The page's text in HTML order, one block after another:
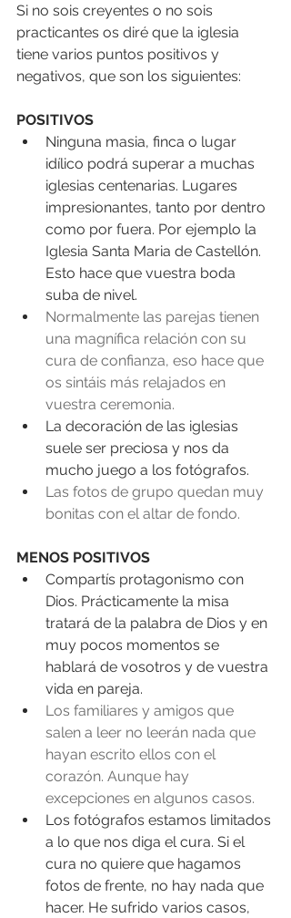
Si no sois creyentes o no sois
practicantes os diré que la iglesia
tiene varios puntos positivos y
negativos, que son los siguientes:
POSITIVOS
Ninguna masia, finca o lugar
idílico podrá superar a muchas
iglesias centenarias. Lugares
impresionantes, tanto por dentro
como por fuera. Por ejemplo la
Iglesia Santa Maria de Castellón.
Esto hace que vuestra boda
suba de nivel.
Normalmente las parejas tienen
una magnífica relación con su
cura de confianza, eso hace que
os sintáis más relajados en
vuestra ceremonia.
La decoración de las iglesias
suele ser preciosa y nos da
mucho juego a los fotógrafos.
Las fotos de grupo quedan muy
bonitas con el altar de fondo.
MENOS POSITIVOS
Compartís protagonismo con
Dios. Prácticamente la misa
tratará de la palabra de Dios y en
muy pocos momentos se
hablará de vosotros y de vuestra
vida en pareja.
Los familiares y amigos que
salen a leer no leerán nada que
hayan escrito ellos con el
corazón. Aunque hay
excepciones en algunos casos.
Los fotógrafos estamos limitados
a lo que nos diga el cura. Si el
cura no quiere que hagamos
fotos de frente, no hay nada que
hacer. He sufrido varios casos,